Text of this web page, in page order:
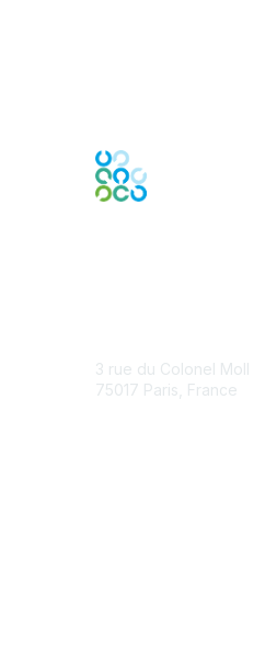
3 rue du Colonel Moll
75017 Paris, France